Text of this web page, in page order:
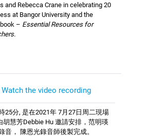
and Rebecca Crane in celebrating 20
at Bangor University and the
– Essential Resources for
the video recording
25分, 是在2021年 7月27日周二現場
胡慧芳Debbie Hu 邀請安排，范明瑛
音， 陳恩光錄音師後製完成。